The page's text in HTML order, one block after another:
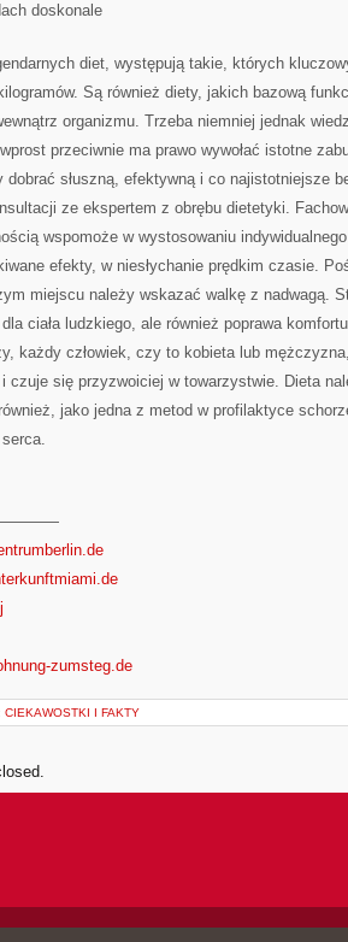
doskonale
diet, występują takie, których
Są również diety, jakich bazową
organizmu. Trzeba niemniej jednak
przeciwnie ma prawo wywołać istotne
dobrać słuszną, efektywną i co najistotniejsze
ze ekspertem z obrębu dietetyki.
wspomoże w wystosowaniu
efekty, w niesłychanie prędkim czasie.
miejscu należy wskazać walkę z nadwagą.
ciała ludzkiego, ale również poprawa
każdy człowiek, czy to kobieta lub
czuje się przyzwoiciej w towarzystwie. Dieta
jako jedna z metod w profilaktyce
zumsteg.de
CIEKAWOSTKI I FAKTY